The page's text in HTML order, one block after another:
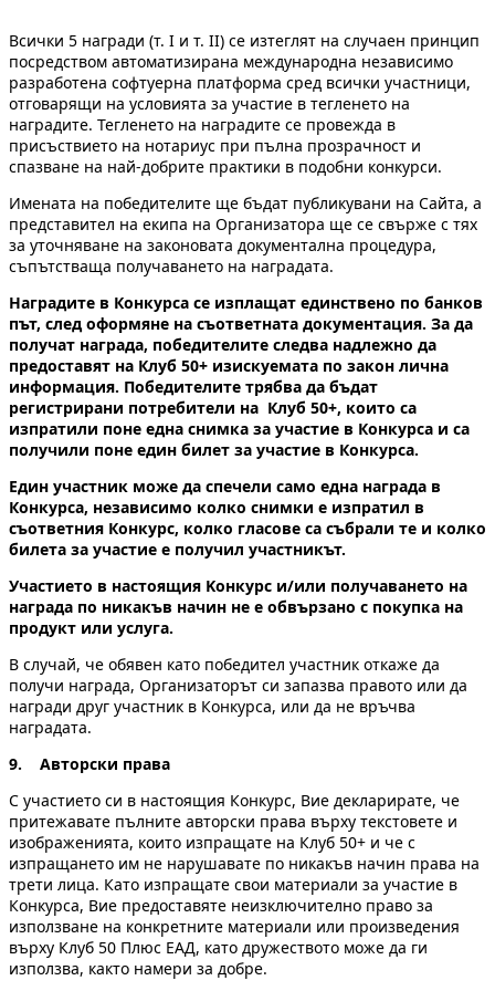
Всички 5 награди (т. I и т. II) се изтеглят на случаен принцип
посредством автоматизирана международна независимо
разработена софтуерна платформа сред всички участници,
отговарящи на условията за участие в тегленето на
наградите. Тегленето на наградите се провежда в
присъствието на нотариус при пълна прозрачност и
спазване на най-добрите практики в подобни конкурси.
Имената на победителите ще бъдат публикувани на Сайта, а
представител на екипа на Организатора ще се свърже с тях
за уточняване на законовата документална процедура,
съпътстваща получаването на наградата.
Наградите в Конкурса се изплащат единствено по банков
път, след оформяне на съответната документация. За да
получат награда, победителите следва надлежно да
предоставят на Клуб 50+ изискуемата по закон лична
информация. Победителите трябва да бъдат
регистрирани потребители на Клуб 50+, които са
изпратили поне една снимка за участие в Конкурса и са
получили поне един билет за участие в Конкурса.
Един участник може да спечели само една награда в
Конкурса, независимо колко снимки е изпратил в
съответния Конкурс, колко гласове са събрали те и колко
билета за участие е получил участникът.
Участието в настоящия Kонкурс и/или получаването на
награда по никакъв начин не e обвързанo с покупка на
продукт или услуга.
В случай, че обявен като победител участник откаже да
получи награда, Организаторът си запазва правото или да
награди друг участник в Конкурса, или да не връчва
наградата.
9. Авторски права
С участието си в настоящия Конкурс, Вие деклариратe, че
притежавате пълните авторски права върху текстовете и
изображенията, които изпращатe на Клуб 50+ и че с
изпращането им не нарушавате по никакъв начин права на
трети лица. Като изпращате свои материали за участие в
Конкурса, Вие предоставяте неизключително право за
използване на конкретните материали или произведения
върху Клуб 50 Плюс ЕАД, като дружеството може да ги
използва, както намери за добре.